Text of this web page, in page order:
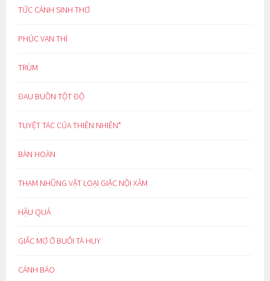
TỨC CẢNH SINH THƠ
PHÚC VẠN THÌ
TRÙM
ĐAU BUỒN TỘT ĐỘ
TUYỆT TÁC CỦA THIÊN NHIÊN*
BÀN HOÀN
THAM NHŨNG VẶT LOẠI GIẶC NỘI XÂM
HẬU QUẢ
GIẤC MƠ Ở BUỔI TÀ HUY
CẢNH BÁO